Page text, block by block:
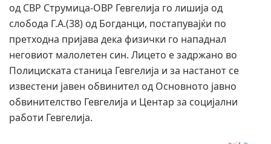
од СВР Струмица-ОВР Гевгелија го лишија од
слобода Г.А.(38) од Богданци, постапувајќи по
претходна пријава дека физички го нападнал
неговиот малолетен син. Лицето е задржано во
Полициската станица Гевгелија и за настанот се
известени јавен обвинител од Основното јавно
обвинителство Гевгелија и Центар за социјални
работи Гевгелија.